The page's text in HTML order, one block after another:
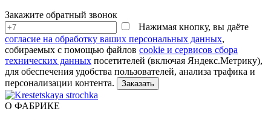
Закажите обратный звонок
Нажимая кнопку, вы даёте
согласие на обработку ваших персональных данных,
собираемых с помощью файлов cookie и сервисов сбора
технических данных посетителей (включая Яндекс.Метрику),
для обеспечения удобства пользователей, анализа трафика и
персонализации контента.
О ФАБРИКЕ